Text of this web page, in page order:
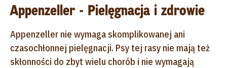
Appenzeller - Pielęgnacja i zdrowie
Appenzeller nie wymaga skomplikowanej ani
czasochłonnej pielęgnacji. Psy tej rasy nie mają też
skłonności do zbyt wielu chorób i nie wymagają